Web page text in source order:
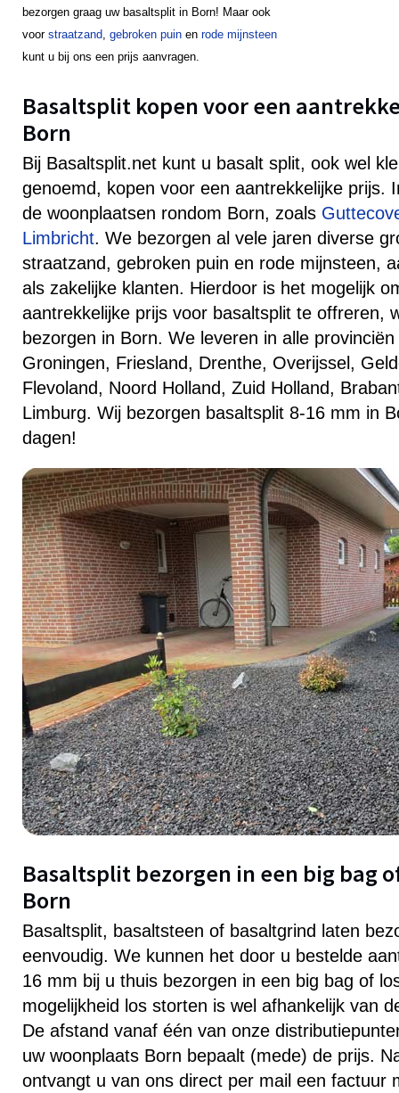
bezorgen graag uw basaltsplit in Born! Maar ook
voor straatzand, gebroken puin en rode mijnsteen
kunt u bij ons een prijs aanvragen.
Basaltsplit kopen voor een
Born
Bij Basaltsplit.net kunt u basalt split, ook wel
genoemd, kopen voor een aantrekkelijke prijs.
de woonplaatsen rondom Born, zoals
Limbricht. We bezorgen al vele jaren diverse
straatzand, gebroken puin en rode mijnsteen,
als zakelijke klanten. Hierdoor is het mogelijk
aantrekkelijke prijs voor basaltsplit te offreren,
bezorgen in Born. We leveren in alle
Groningen, Friesland, Drenthe, Overijssel,
Flevoland, Noord Holland, Zuid Holland,
Limburg. Wij bezorgen basaltsplit 8-16 mm in
dagen!
Basaltsplit bezorgen in een big bag
Born
Basaltsplit, basaltsteen of basaltgrind laten
eenvoudig. We kunnen het door u bestelde
16 mm bij u thuis bezorgen in een big bag of
mogelijkheid los storten is wel afhankelijk van
De afstand vanaf één van onze
uw woonplaats Born bepaalt (mede) de prijs.
ontvangt u van ons direct per mail een factuur